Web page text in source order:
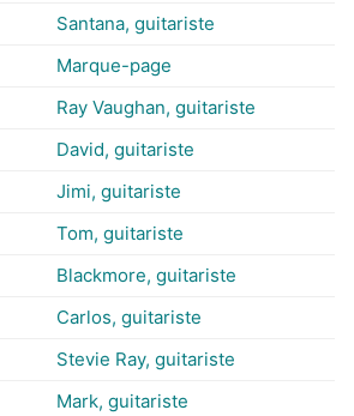
Santana, guitariste
Marque-page
Ray Vaughan, guitariste
David, guitariste
Jimi, guitariste
Tom, guitariste
Blackmore, guitariste
Carlos, guitariste
Stevie Ray, guitariste
Mark, guitariste